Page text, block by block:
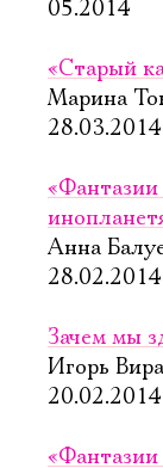
05.2014
«Старый
Марина
28.03.2014
«Фантазии
Анна
28.02.2014
Зачем мы
Игорь
20.02.2014
«Фантазии